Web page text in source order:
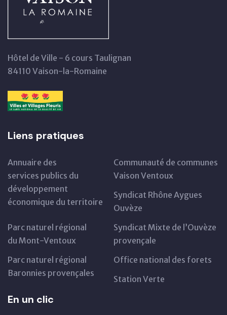
Hôtel de Ville - 6 cours Taulignan
84110 Vaison-la-Romaine
Liens pratiques
Annuaire des
services publics du
développement
économique du territoire
Communauté de communes
Vaison Ventoux
Syndicat Rhône Aygues
Ouvèze
Parc naturel régional
du Mont-Ventoux
Syndicat Mixte de l’Ouvèze
provençale
Parc naturel régional
Baronnies provençales
Office national des forets
Station Verte
En un clic